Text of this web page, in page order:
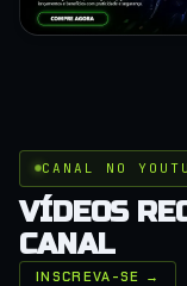
CANAL NO
VÍDEOS
CANAL
INSCREVA-SE →